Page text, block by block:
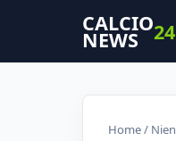
CALCIO
NEWS 24
Home/